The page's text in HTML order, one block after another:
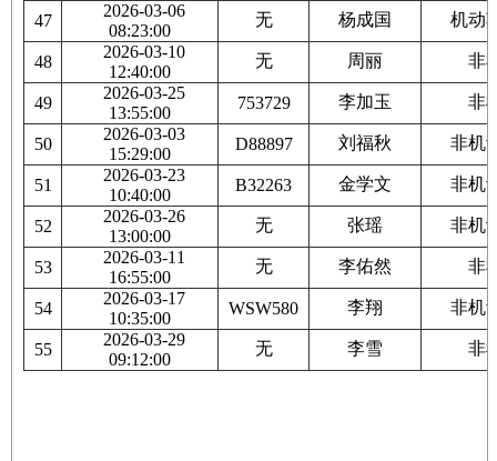
47
2026-03-06
08:23:00
无 杨成国 机动
48
2026-03-10
12:40:00
无 周丽 非
49
2026-03-25
13:55:00
753729 李加玉 非
50
2026-03-03
15:29:00
D88897 刘福秋 非机
51
2026-03-23
10:40:00
B32263 金学文 非机
52
2026-03-26
13:00:00
无 张瑶 非机
53
2026-03-11
16:55:00
无 李佑然 非
54
2026-03-17
10:35:00
WSW580 李翔 非机
55
2026-03-29
09:12:00
无 李雪 非